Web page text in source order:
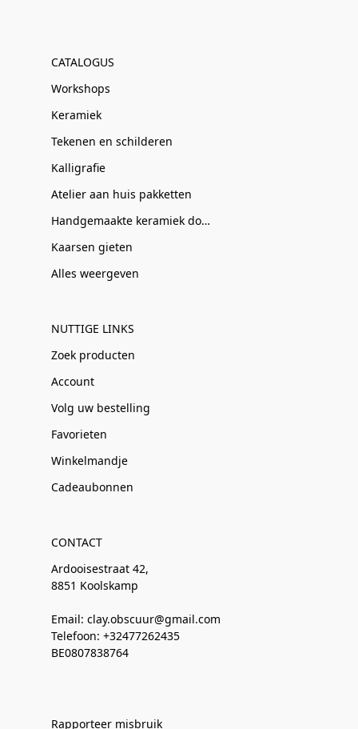
CATALOGUS
Workshops
Keramiek
Tekenen en schilderen
Kalligrafie
Atelier aan huis pakketten
Handgemaakte keramiek door Clay-Obscuur
Kaarsen gieten
Alles weergeven
NUTTIGE LINKS
Zoek producten
Account
Volg uw bestelling
Favorieten
Winkelmandje
Cadeaubonnen
CONTACT
Ardooisestraat 42,
8851 Koolskamp
Email: clay.obscuur@gmail.com
Telefoon: +32477262435
BE0807838764
Rapporteer misbruik